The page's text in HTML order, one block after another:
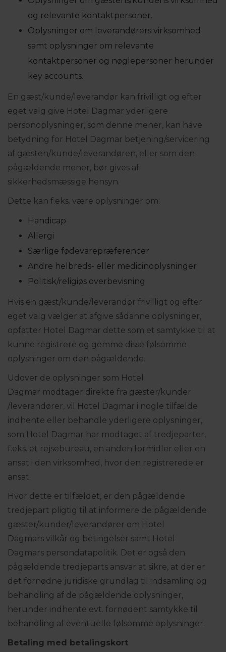
og relevante kontaktpersoner.
Oplysninger om leverandørers virksomhed
samt oplysninger om relevante
kontaktpersoner og nøglepersoner herunder
key accounts.
En gæst/kunde/leverandør kan frivilligt og efter
eget valg give Hotel Dagmar yderligere
personoplysninger, som denne mener, kan have
betydning for Hotel Dagmar betjening/servicering
af gæsten/kunde/leverandøren, eller som den
pågældende mener, bør gives af
sikkerhedsmæssige hensyn.
Dette kan f.eks. være oplysninger om:
Handicap
Allergi
Særlige fødevarepræferencer
Andre helbreds- eller medicinoplysninger
Politisk/religiøs overbevisning
Hvis en gæst/kunde/leverandør frivilligt og efter
eget valg vælger at afgive sådanne oplysninger,
opfatter Hotel Dagmar dette som et samtykke til at
kunne registrere og gemme disse følsomme
oplysninger om den pågældende.
Udover de oplysninger som Hotel
Dagmar modtager direkte fra gæster/kunder
/leverandører, vil Hotel Dagmar i nogle tilfælde
indhente eller behandle yderligere oplysninger,
som Hotel Dagmar har modtaget af tredjeparter,
f.eks. et rejsebureau, en anden formidler eller en
ansat i den virksomhed, hvor den registrerede er
ansat.
Hvor dette er tilfældet, er den pågældende
tredjepart pligtig til at informere de pågældende
gæster/kunder/leverandører om Hotel
Dagmars vilkår og betingelser samt Hotel
Dagmars persondatapolitik. Det er også den
pågældende tredjeparts ansvar at sikre, at der er
det fornødne juridiske grundlag til indsamling og
behandling af de pågældende oplysninger,
herunder indhente evt. fornødent samtykke til
behandling af eventuelle følsomme oplysninger.
Betaling med betalingskort